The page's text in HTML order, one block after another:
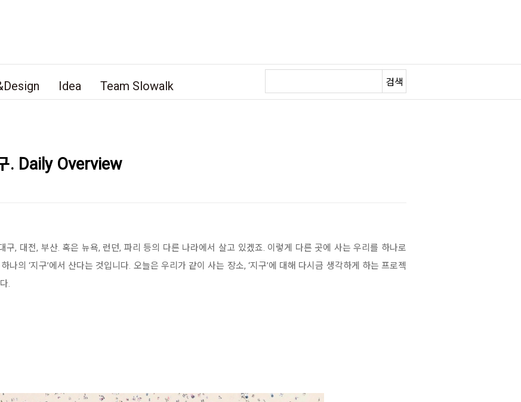
Idea Team Slowalk 검색
. Daily Overview
구, 대전, 부산. 혹은 뉴욕, 런던, 파리 등의 다른 나라에서 살고 있겠죠. 이렇게 다른 곳에 사는 우리를 하나로
의 ‘지구’에서 산다는 것입니다. 오늘은 우리가 같이 사는 장소, ‘지구’에 대해 다시금 생각하게 하는 프로젝
.